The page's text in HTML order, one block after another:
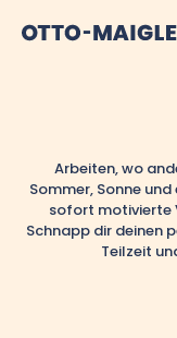
Arbeiten, wo
Sommer, Sonne
sofort motivierte
Schnapp dir deinen
Teilzeit